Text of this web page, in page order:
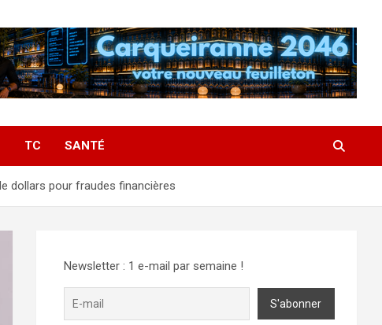
TC SANTÉ
dollars pour fraudes financières
Newsletter : 1 e-mail par semaine !